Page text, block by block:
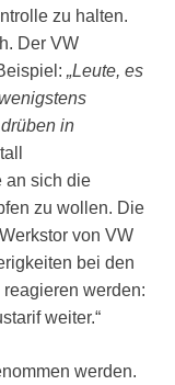
zu halten.
Der VW
„Leute, es
in
an sich die
zu wollen. Die
von VW
bei den
werden:
weiter.“
werden.